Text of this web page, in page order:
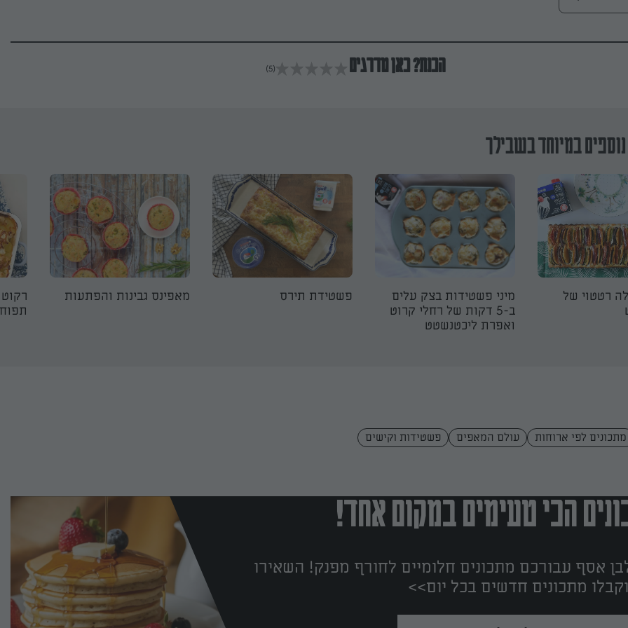
הכנת? כאן מדרגים (5)
במיוחד בשבילך
רטטוי של
מיני פשטידות בצק עלים
ב-5 דקות של רחלי קרוט
ואפרת ליכטנשטט
פשטידת תירס מאפינס גבינות והפתעות
מתכונים לפי ארוחות עולם המאפים פשטידות וקישים
הכי טעימים במקום אחד!
אסף עבורכם מתכונים חלומיים לחורף מפנק! השאירו
מתכונים חדשים בכל יום>>